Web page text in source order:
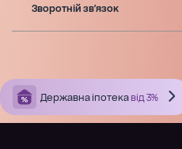
Зворотній зв'язок
Державна іпотека від 3%